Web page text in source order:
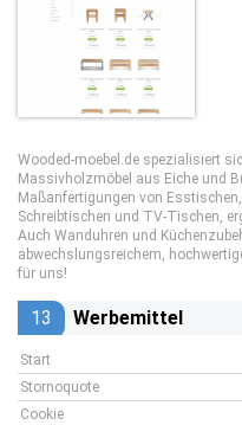
Wooded-moebel.de spezialisiert
Massivholzmöbel aus Eiche und
Maßanfertigungen von
Schreibtischen und TV-Tischen,
Auch Wanduhren und
abwechslungsreichem,
für uns!
13 Werbemittel
Start
Stornoquote
Cookie